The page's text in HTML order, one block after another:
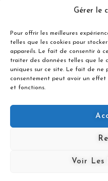
Gérer le
Pour offrir les meilleures
telles que les cookies pour
appareils. Le fait de consentir à
traiter des données telles que le
uniques sur ce site. Le fait de ne
consentement peut avoir un
et fonctions.
Voir Les
Avec le